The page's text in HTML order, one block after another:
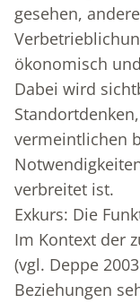
gesehen,
ökonomisch
Dabei wird
vermeintlichen
verbreitet ist.
Exkurs: Die
Im Kontext der
(vgl. Deppe
Beziehungen